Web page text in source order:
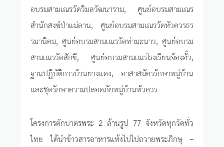
อบรมสามเณรวัดวิมลวัฒนาราม, ศูนย์อบรมสามเณร
สำนักสงฆ์ป่าแม่ลาน, ศูนย์อบรมสามเณรวัดหัวควรธร
รมานิคม, ศูนย์อบรมสามเณรวัดท่ามะนาว, ศูนย์อบรม
สามเณรวัดสักขี, ศูนย์อบรมสามเณรโรงเรียนจ้องฮั้ว,
ฐานปฏิบัติการบ้านยางแดง, อาสาสมัครรักษาหมู่บ้าน
และชุดรักษาความปลอดภัยหมู่บ้านหัวควร
โครงการตักบาตรพระ 2 ล้านรูป 77 จังหวัดทุกวัดทั่ว
ไทย ได้นำข้าวสารอาหารแห้งไปไปถวายพระภิกษุ –